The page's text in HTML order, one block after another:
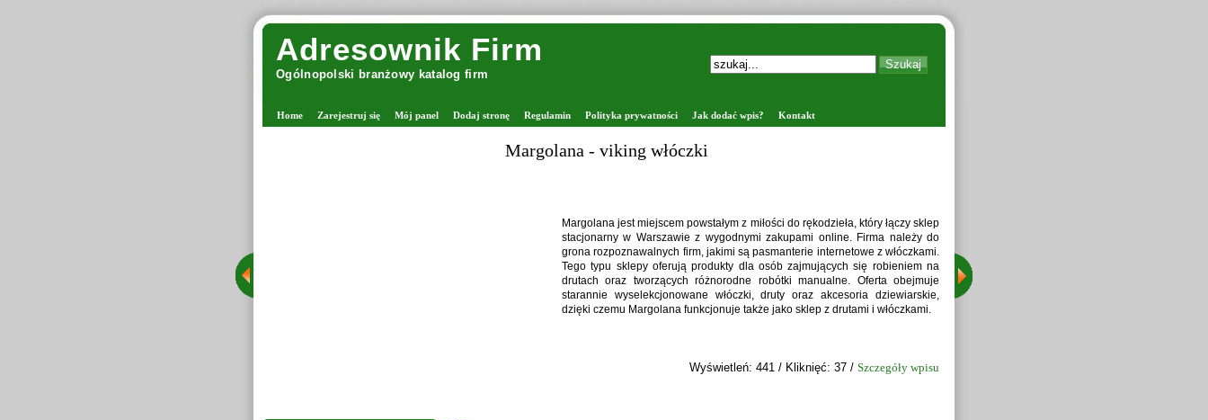
Adresownik Firm
Ogólnopolski branżowy katalog firm
Home Zarejestruj się Mój panel Dodaj stronę Regulamin Polityka prywatności Jak dodać wpis? Kontakt
Zaprawiarki do nasion - FORTPOL
Spółka Fortpol to autoryzowany dystrybutor Petkus Technologie w Polsce,
oferujący pełne wsparcie dla rolnictwa w zakresie czyszczenia i
magazynowania ziarna. W naszej ofercie znajdują się nowoczesne maszyny,
takie jak kłosownik, wialnia Petkus, suszarnie do zbóż, zaprawiarki do nasion
oraz silosy Petkus. Dostarczamy również sita do zbóż, umożliwiając pełne
wyposażenie ciągów produkcyjnych. Zajmujemy się projektowaniu, montażu i
serwisie urządzeń, dopasowując rozwiązania do wymagań klientów.
Wyświetleń: 364 / Kliknięć: 42 / Szczegóły wpisu